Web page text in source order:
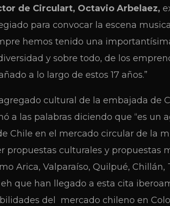
de Circulart, Octavio Arbelaez,
para convocar la escena
hemos tenido una
y sobre todo, de los
a lo largo de estos 17 años.”
cultural de la embajada de
a las palabras diciendo que “es un
Chile en el mercado circular de la
propuestas culturales y propuestas
Arica, Valparaíso, Quilpué,
que han llegado a esta cita
del mercado chileno en